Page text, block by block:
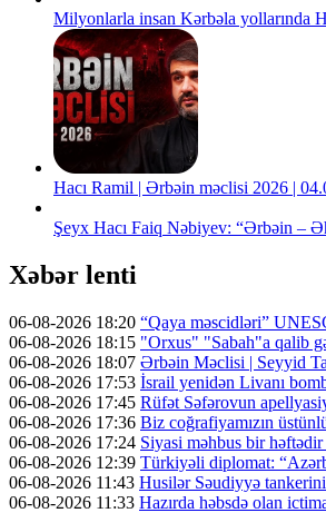
Milyonlarla insan Kərbəla yollarında
Hacı Ramil | Ərbəin məclisi 2026 |
Şeyx Hacı Faiq Nəbiyev: “Ərbəin –
Xəbər lenti
06-08-2026 18:20 “Qaya məscidləri”
06-08-2026 18:15 "Orxus" "Sabah"a qalib
06-08-2026 18:07 Ərbəin Məclisi | Seyyid
06-08-2026 17:53 İsrail yenidən Livanı
06-08-2026 17:45 Rüfət Səfərovun
06-08-2026 17:36 Biz coğrafiyamızın
06-08-2026 17:24 Siyasi məhbus bir həftədir
06-08-2026 12:39 Türkiyəli diplomat:
06-08-2026 11:43 Husilər Səudiyyə
06-08-2026 11:33 Hazırda həbsdə olan